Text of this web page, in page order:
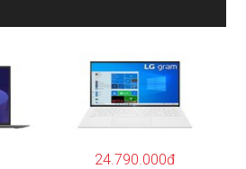
24.790.000đ